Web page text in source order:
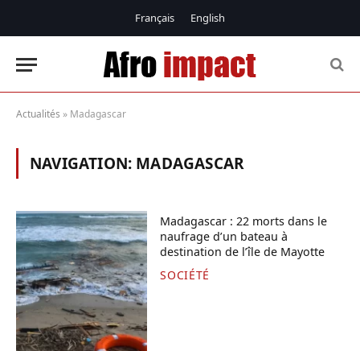
Français English
Actualités » Madagascar
NAVIGATION: MADAGASCAR
Madagascar : 22 morts dans le
naufrage d’un bateau à
destination de l’île de Mayotte
SOCIÉTÉ